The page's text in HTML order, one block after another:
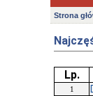
Strona
Lp.
1